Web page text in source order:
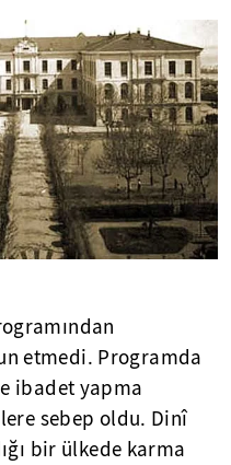
etmedi. Programda
ibadet yapma
sebep oldu. Dinî
bir ülkede karma